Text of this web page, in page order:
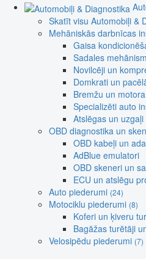
Skatīt visu Automobiļi &
Mehāniskās darbnīcas
Gaisa
Sadales
Novilcēji un
Domkrati un
Bremžu un
Specializēti auto
Atslēgas un uzgaļi
OBD diagnostika un
OBD kabeļi un
AdBlue emulatori
OBD skeneri un
ECU un atslēgu
Auto piederumi (24)
Motociklu piederumi (8)
Koferi un ķiveru
Bagāžas turētāji
Velosipēdu piederumi (7)